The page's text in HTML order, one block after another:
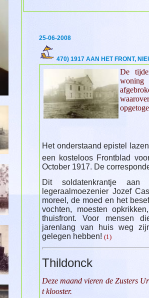
25-06-2008
470) 1917 AAN HET FRONT,
De
Het onderstaand epistel
een kosteloos Frontblad
October 1917. De
Dit soldatenkrantje
legeraalmoezenier Jozef
moreel, de moed en het
vochten, moesten
thuisfront. Voor mensen
jarenlang van huis weg
gelegen hebben! (1)
Thildonck
Deze maand vieren de Zusters
t klooster.